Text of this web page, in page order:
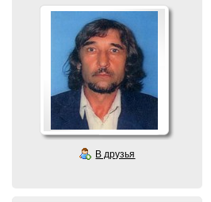
В друзья